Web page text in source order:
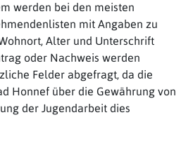
werden bei den meisten
mit Angaben zu
Alter und Unterschrift
oder Nachweis werden
Felder abgefragt, da die
Honnef über die Gewährung von
der Jugendarbeit dies